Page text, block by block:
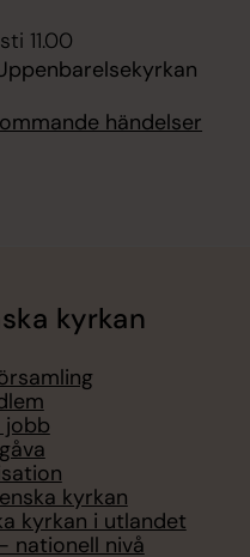
11.00
händelser
kyrkan
jobb
kyrkan
kyrkan i utlandet
nationell nivå